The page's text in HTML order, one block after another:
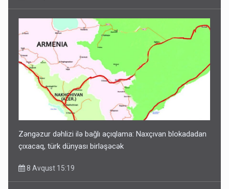
Zəngəzur dəhlizi ilə bağlı açıqlama: Naxçıvan blokadadan
çıxacaq, türk dünyası birləşəcək
8 Avqust 15:19